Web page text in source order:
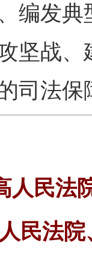
编发
坚战
司法保
人民法
民法